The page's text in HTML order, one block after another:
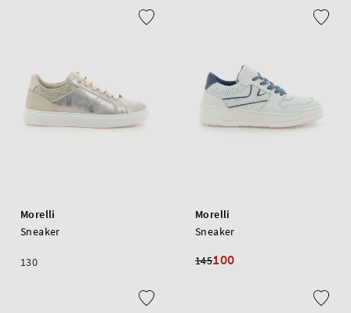
Morelli
Sneaker
130
Morelli
Sneaker
145100